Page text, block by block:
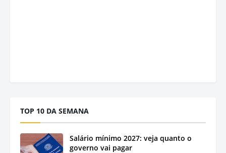
TOP 10 DA SEMANA
Salário mínimo 2027: veja quanto o
governo vai pagar